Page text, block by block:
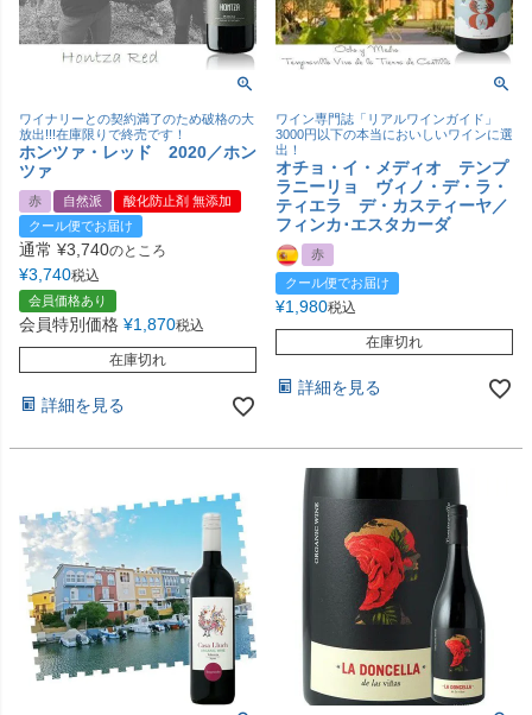
ワイナリーとの契約満了のため破格の大
放出!!!在庫限りで終売です！
ホンツァ・レッド 2020／ホン
ツァ
赤 自然派
酸化防止剤 無添加
クール便でお届け
通常 ¥3,740のところ
¥3,740税込
会員価格あり
会員特別価格 ¥1,870税込
在庫切れ
詳細を見る
ワイン専門誌「リアルワインガイド」
3000円以下の本当においしいワインに選
出！
オチョ・イ・メディオ テンプ
ラニーリョ ヴィノ・デ・ラ・
ティエラ デ・カスティーヤ／
フィンカ･エスタカーダ
赤
クール便でお届け
¥1,980税込
在庫切れ
詳細を見る